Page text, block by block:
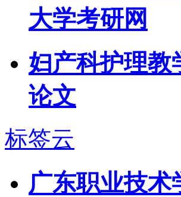
大学考研网
妇产科护理教
论文
标签云
广东职业技术